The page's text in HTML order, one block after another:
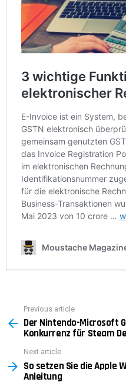
more
Previous article
Der Nintendo-Microsoft
Konkurrenz für Steam
Next article
So setzen Sie die Apple
Anleitung